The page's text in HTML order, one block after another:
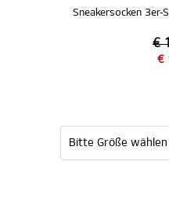
Sneakersocken 3er-
€
€